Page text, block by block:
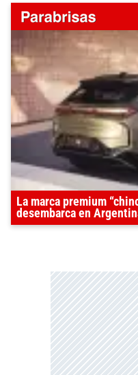
La marca premium
desembarca en